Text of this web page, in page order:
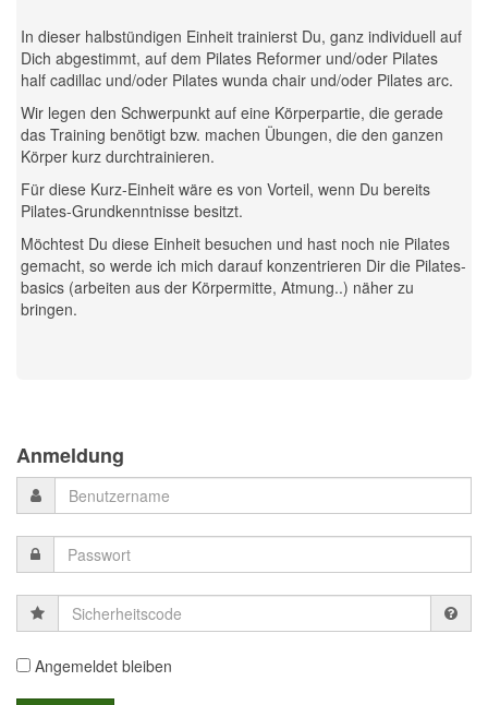
In dieser halbstündigen Einheit trainierst Du, ganz individuell auf
Dich abgestimmt, auf dem Pilates Reformer und/oder Pilates
half cadillac und/oder Pilates wunda chair und/oder Pilates arc.
Wir legen den Schwerpunkt auf eine Körperpartie, die gerade
das Training benötigt bzw. machen Übungen, die den ganzen
Körper kurz durchtrainieren.
Für diese Kurz-Einheit wäre es von Vorteil, wenn Du bereits
Pilates-Grundkenntnisse besitzt.
Möchtest Du diese Einheit besuchen und hast noch nie Pilates
gemacht, so werde ich mich darauf konzentrieren Dir die Pilates-
basics (arbeiten aus der Körpermitte, Atmung..) näher zu
bringen.
Anmeldung
Sicherheitscode
Angemeldet bleiben